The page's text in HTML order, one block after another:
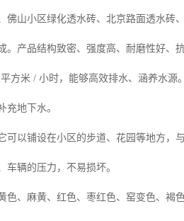
山小区绿化透水砖、北京路面透水砖
产品结构致密、强度高、耐磨性好、抗
方米 / 小时，能够高效排水、涵养水源
地下水。
以铺设在小区的步道、花园等地方，
辆的压力，不易损坏。
、麻黄、红色、枣红色、窑变色、褐